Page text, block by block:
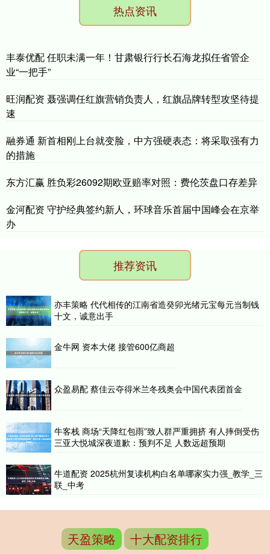
热点资讯
丰泰优配 任职未满一年！甘肃银行行长石海龙拟任省管企
业“一把手”
旺润配资 聂强调任红旗营销负责人，红旗品牌转型攻坚待提
速
融券通 新首相刚上台就变脸，中方强硬表态：将采取强有力
的措施
东方汇赢 胜负彩26092期欧亚赔率对照：费伦茨盘口存差异
金河配资 守护经典签约新人，环球音乐首届中国峰会在京举
办
推荐资讯
亦丰策略 代代相传的江南省造癸卯光绪元宝每元当制钱
十文，诚意出手
金牛网 资本大佬 接管600亿商超
众盈易配 蔡佳云夺得米兰冬残奥会中国代表团首金
牛客栈 商场“天降红包雨”致人群严重拥挤 有人摔倒受伤
三亚大悦城深夜道歉：预判不足 人数远超预期
牛道配资 2025杭州复读机构白名单哪家实力强_教学_三
联_中考
天盈策略 十大配资排行